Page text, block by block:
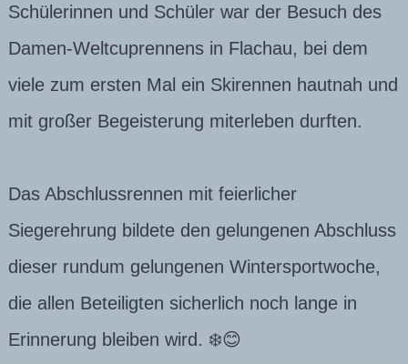
Schülerinnen und Schüler war der Besuch des
Damen-Weltcuprennens in Flachau, bei dem
viele zum ersten Mal ein Skirennen hautnah und
mit großer Begeisterung miterleben durften.
Das Abschlussrennen mit feierlicher
Siegerehrung bildete den gelungenen Abschluss
dieser rundum gelungenen Wintersportwoche,
die allen Beteiligten sicherlich noch lange in
Erinnerung bleiben wird. ❄️😊